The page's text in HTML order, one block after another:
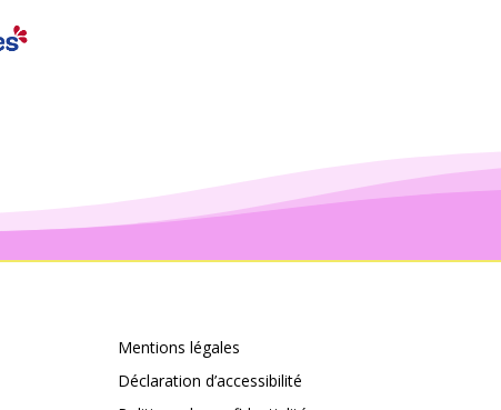
Mentions légales
Déclaration d’accessibilité